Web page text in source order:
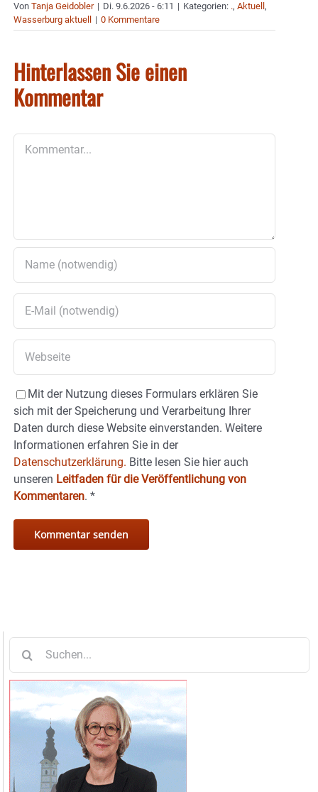
Von Tanja Geidobler | Di. 9.6.2026 - 6:11 | Kategorien: ., Aktuell,
Wasserburg aktuell | 0 Kommentare
Hinterlassen Sie einen
Kommentar
Mit der Nutzung dieses Formulars erklären Sie
sich mit der Speicherung und Verarbeitung Ihrer
Daten durch diese Website einverstanden. Weitere
Informationen erfahren Sie in der
Datenschutzerklärung. Bitte lesen Sie hier auch
unseren Leitfaden für die Veröffentlichung von
Kommentaren. *
nach: